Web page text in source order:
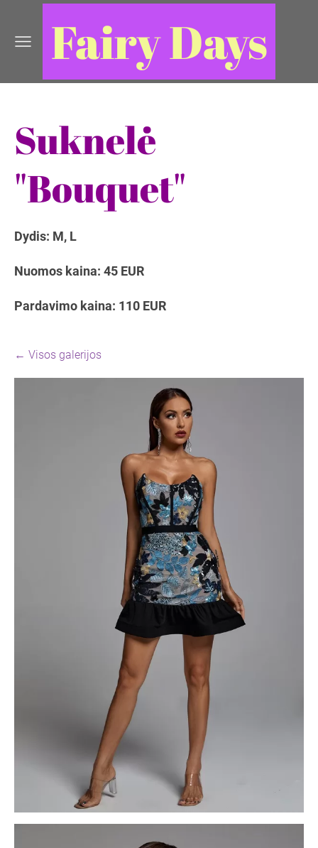
Fairy Days
Suknelė
"Bouquet"
Dydis: M, L
Nuomos kaina: 45 EUR
Pardavimo kaina: 110 EUR
Visos galerijos